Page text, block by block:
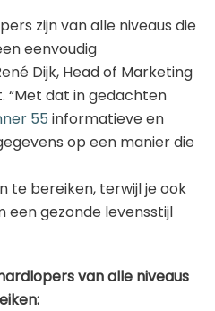
zijn van alle niveaus die
eenvoudig
Dijk, Head of Marketing
“Met dat in gedachten
55 informatieve en
op een manier die
te bereiken, terwijl je ook
gezonde levensstijl
van alle niveaus